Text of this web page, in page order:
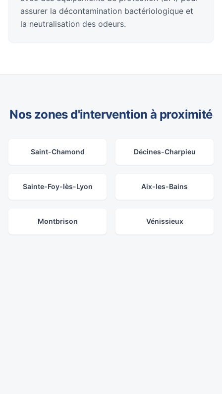
assurer la décontamination bactériologique et
la neutralisation des odeurs.
Nos zones d'intervention à proximité
Saint-Chamond Décines-Charpieu
Sainte-Foy-lès-Lyon Aix-les-Bains
Montbrison Vénissieux